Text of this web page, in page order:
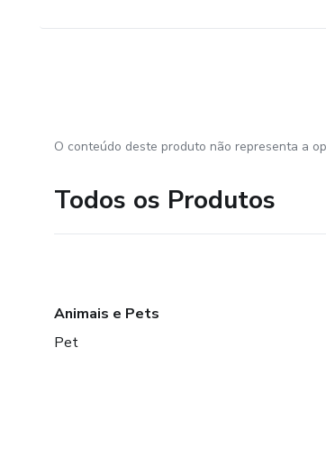
O conteúdo deste produto não representa a
Todos os Produtos
Animais e Pets
Pet